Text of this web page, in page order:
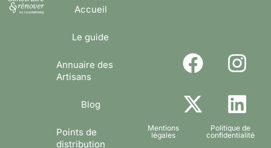
Accueil
Le guide
Annuaire des
Artisans
Blog
Points de
distribution
Mentions
légales
Politique de
confidentialité